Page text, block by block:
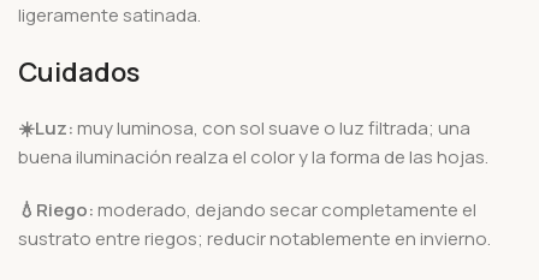
ligeramente satinada.
Cuidados
☀️Luz: muy luminosa, con sol suave o luz filtrada; una
buena iluminación realza el color y la forma de las hojas.
💧Riego: moderado, dejando secar completamente el
sustrato entre riegos; reducir notablemente en invierno.